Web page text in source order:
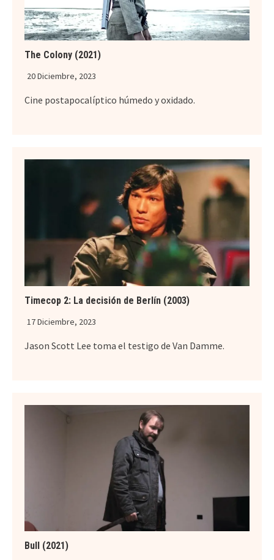
The Colony (2021)
20 Diciembre, 2023
Cine postapocalíptico húmedo y oxidado.
Timecop 2: La decisión de Berlín (2003)
17 Diciembre, 2023
Jason Scott Lee toma el testigo de Van Damme.
Bull (2021)